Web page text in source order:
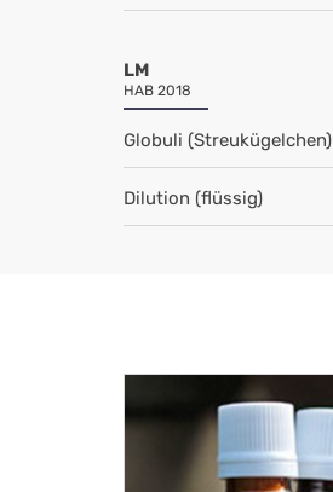
LM
HAB 2018
Globuli (Streukügelchen)
Dilution (flüssig)